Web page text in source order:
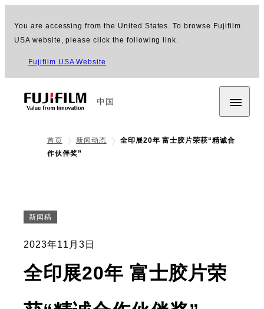
You are accessing from the United States. To browse Fujifilm
USA website, please click the following link.
Fujifilm USA Website
中国
首页 新闻动态
全印展20年 富士胶片荣获“精诚合
作伙伴奖”
新闻稿
2023年11月3日
全印展20年 富士胶片荣